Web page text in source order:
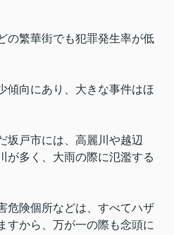
の繁華街でも犯罪発生率が低
傾向にあり、大きな事件はほ
坂戸市には、高麗川や越辺
が多く、大雨の際に氾濫する
危険個所などは、すべてハザ
すから、万が一の際も念頭に